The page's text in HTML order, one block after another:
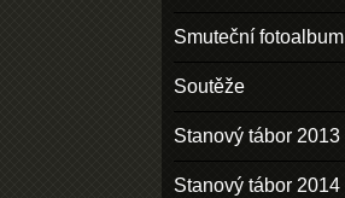
Smuteční fotoalbum
Soutěže
Stanový tábor 2013
Stanový tábor 2014